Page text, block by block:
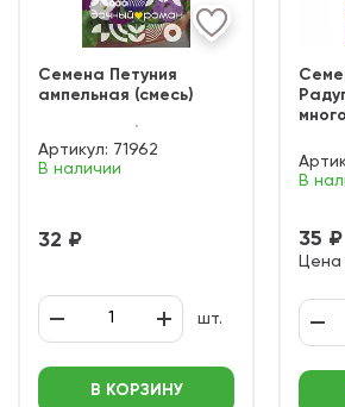
Семена Петуния
ампельная (смесь)
Артикул: 71962
В наличии
32 ₽
шт.
В КОРЗИНУ
В
35 ₽
Цена